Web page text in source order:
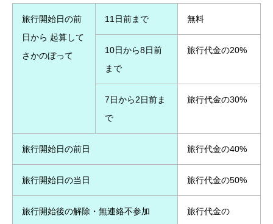
旅行開始日の前
日から 起算して
さかのぼって
11日前まで 無料
10日から8日前
まで
旅行代金の20%
7日から2日前ま
で
旅行代金の30%
旅行開始日の前日 旅行代金の40%
旅行開始日の当日 旅行代金の50%
旅行開始後の解除・無連絡不参加
旅行代金の